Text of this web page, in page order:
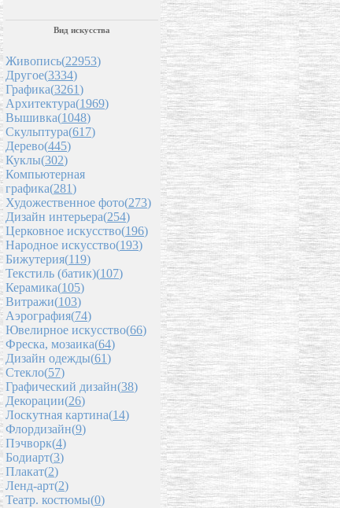
Вид искусства
Живопись(22953)
Другое(3334)
Графика(3261)
Архитектура(1969)
Вышивка(1048)
Скульптура(617)
Дерево(445)
Куклы(302)
Компьютерная
графика(281)
Художественное фото(273)
Дизайн интерьера(254)
Церковное искусство(196)
Народное искусство(193)
Бижутерия(119)
Текстиль (батик)(107)
Керамика(105)
Витражи(103)
Аэрография(74)
Ювелирное искусство(66)
Фреска, мозаика(64)
Дизайн одежды(61)
Стекло(57)
Графический дизайн(38)
Декорации(26)
Лоскутная картина(14)
Флордизайн(9)
Пэчворк(4)
Бодиарт(3)
Плакат(2)
Ленд-арт(2)
Театр. костюмы(0)